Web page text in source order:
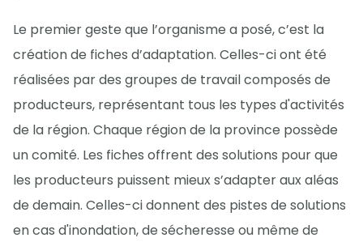
Le premier geste que l’organisme a posé, c’est la
création de fiches d’adaptation. Celles-ci ont été
réalisées par des groupes de travail composés de
producteurs, représentant tous les types d'activités
de la région. Chaque région de la province possède
un comité. Les fiches offrent des solutions pour que
les producteurs puissent mieux s’adapter aux aléas
de demain. Celles-ci donnent des pistes de solutions
en cas d'inondation, de sécheresse ou même de